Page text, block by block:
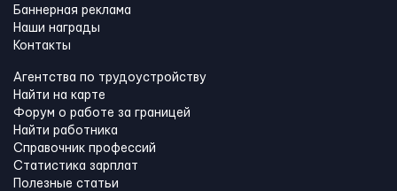
Баннерная реклама
Наши награды
Контакты
Агентства по трудоустройству
Найти на карте
Форум о работе за границей
Найти работника
Справочник профессий
Статистика зарплат
Полезные статьи